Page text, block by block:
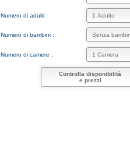
Numero di adulti :
Numero di bambini :
Numero di camere :
Controlla disponibilità
e prezzi